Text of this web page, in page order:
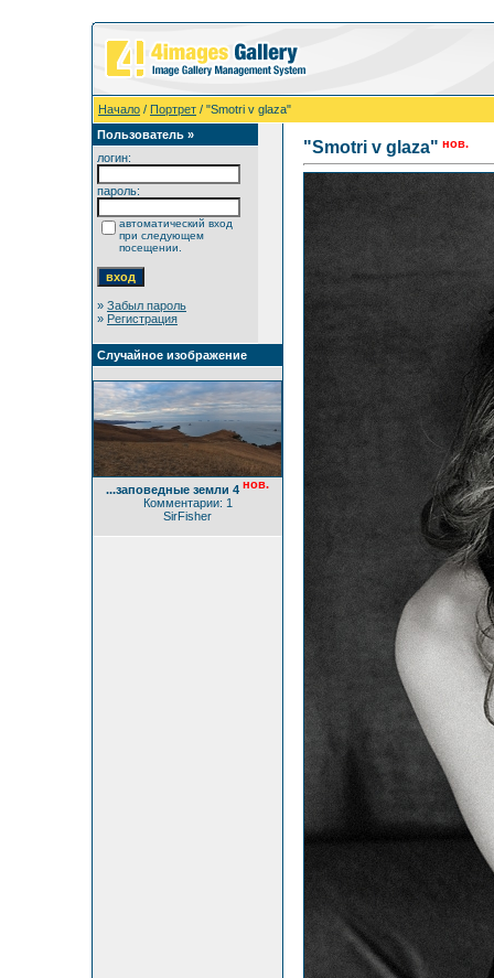
Начало / Портрет / "Smotri v glaza"
Пользователь »
логин:
пароль:
автоматический вход
при следующем
посещении.
» Забыл пароль
» Регистрация
Случайное изображение
...заповедные земли 4 нов.
Комментарии: 1
SirFisher
"Smotri v glaza" нов.